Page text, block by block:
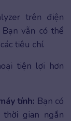
trên điện
vẫn có thể
tiêu chí.
tiện lợi hơn
tính: Bạn có
gian ngắn